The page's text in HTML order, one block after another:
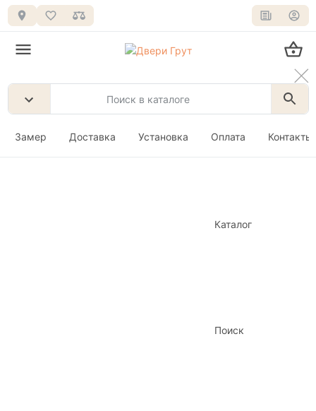
Замер Доставка Установка Оплата Контакты
Каталог
Поиск